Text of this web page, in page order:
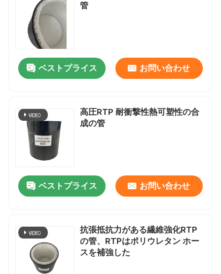
管
ベストプライス お問い合わせ
高圧RTP 耐衝撃性熱可塑性の合
成の管
ベストプライス お問い合わせ
抗張抵抗力がある繊維強化RTP
の管、RTPはポリウレタン ホー
スを補強した